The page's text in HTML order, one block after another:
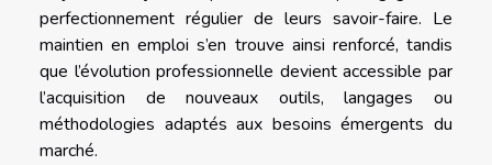
perfectionnement régulier de leurs savoir-faire. Le
maintien en emploi s’en trouve ainsi renforcé, tandis
que l’évolution professionnelle devient accessible par
l’acquisition de nouveaux outils, langages ou
méthodologies adaptés aux besoins émergents du
marché.